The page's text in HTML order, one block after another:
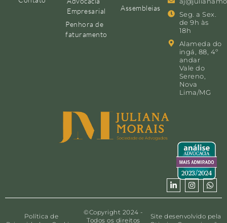
Empresarial
Penhora de
faturamento
Assembleias
Seg. a Sex.
de 9h às
18h
Alameda do
ingá, 88, 4º
andar
Vale do
Sereno,
Nova
Lima/MG
Política de
©Copyright 2024 -
Todos os direitos
Site desenvolvido pela